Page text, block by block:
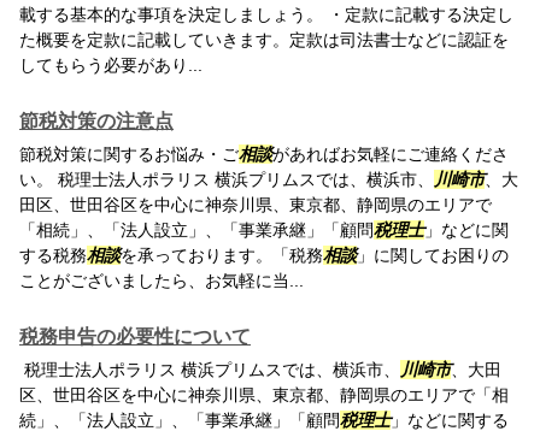
載する基本的な事項を決定しましょう。 ・定款に記載する決定し
た概要を定款に記載していきます。定款は司法書士などに認証を
してもらう必要があり...
節税対策の注意点
節税対策に関するお悩み・ご相談があればお気軽にご連絡くださ
い。 税理士法人ポラリス 横浜プリムスでは、横浜市、
川崎市、大
田区、世田谷区を中心に神奈川県、東京都、静岡県のエリアで
「相続」、「法人設立」、「事業承継」「顧問税理士」などに関
する税務相談を承っております。「税務相談」に関してお困りの
ことがございましたら、お気軽に当...
税務申告の必要性について
税理士法人ポラリス 横浜プリムスでは、横浜市、 川崎市、大田
区、世田谷区を中心に神奈川県、東京都、静岡県のエリアで「相
続」、「法人設立」、「事業承継」「顧問税理士」などに関する